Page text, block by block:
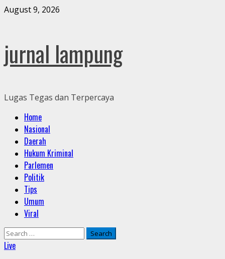
Skip
August 9, 2026
jurnal lampung
Lugas Tegas dan Terpercaya
Primary
Menu
Home
Nasional
Daerah
Hukum Kriminal
Parlemen
Politik
Tips
Umum
Viral
Search
for:
Live